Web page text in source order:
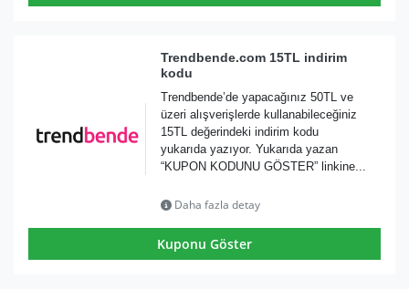
Trendbende.com 15TL indirim
kodu
Trendbende’de yapacağınız 50TL ve
üzeri alışverişlerde kullanabileceğiniz
15TL değerindeki indirim kodu
yukarıda yazıyor. Yukarıda yazan
“KUPON KODUNU GÖSTER” linkine...
Daha fazla detay
Kuponu Göster